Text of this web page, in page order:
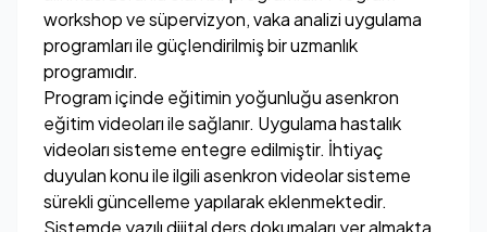
workshop ve süpervizyon, vaka analizi uygulama
programları ile güçlendirilmiş bir uzmanlık
programıdır.
Program içinde eğitimin yoğunluğu asenkron
eğitim videoları ile sağlanır. Uygulama hastalık
videoları sisteme entegre edilmiştir. İhtiyaç
duyulan konu ile ilgili asenkron videolar sisteme
sürekli güncelleme yapılarak eklenmektedir.
Sistemde yazılı dijital ders dokumaları yer almakta